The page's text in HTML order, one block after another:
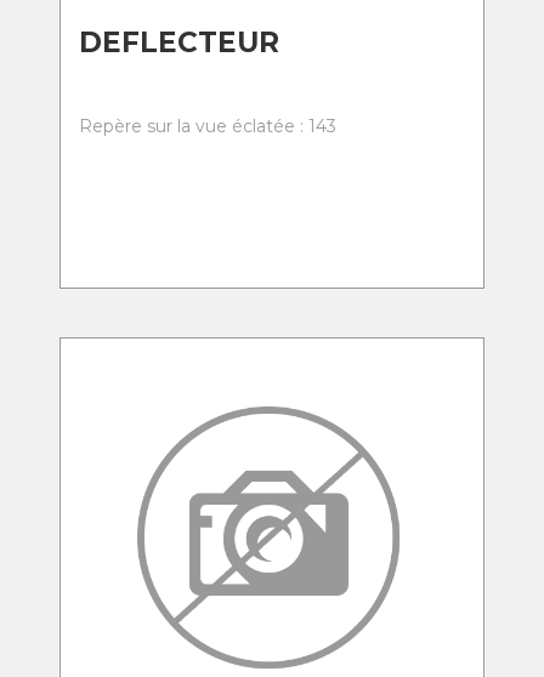
DEFLECTEUR
Repère sur la vue éclatée : 143